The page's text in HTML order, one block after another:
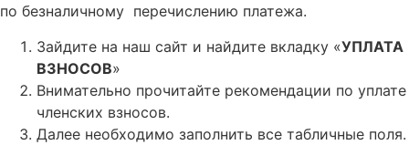
по безналичному перечислению платежа.
Зайдите на наш сайт и найдите вкладку «УПЛАТА
ВЗНОСОВ»
Внимательно прочитайте рекомендации по уплате
членских взносов.
Далее необходимо заполнить все табличные поля.